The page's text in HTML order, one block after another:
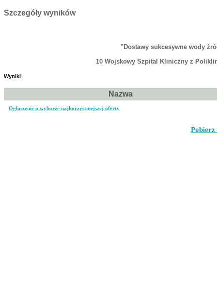
Szczegóły wyników
"Dostawy sukcesywne wody
10 Wojskowy Szpital Kliniczny z
Wyniki
Nazwa
Ogłoszenie o wyborze najkorzystniejszej oferty
Pobierz